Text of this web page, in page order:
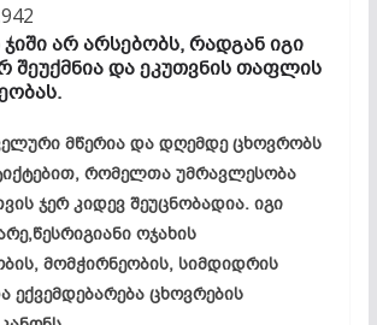
არ არსებობს, რადგან იგი
შეუქმნია და ეკუთვნის თაფლის
მწერია და დღემდე ცხოვრობს
, რომელთა უმრავლესობა
ჯერ კიდევ შეუცნობადია. იგი
წესრიგიანიოჯახის
მომჭირნეობის, სიმდიდრის
ცხოვრების